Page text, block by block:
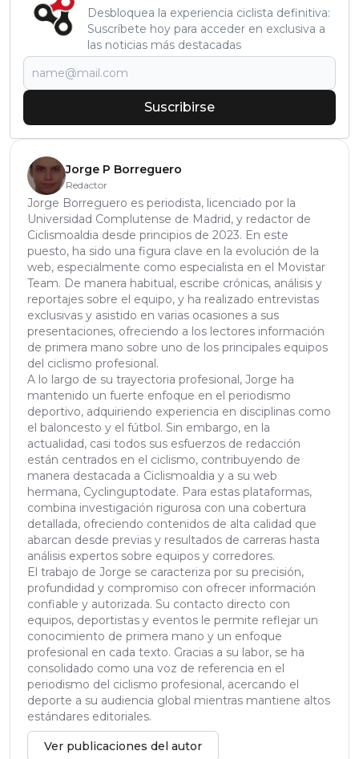
Desbloquea la experiencia ciclista definitiva:
Suscríbete hoy para acceder en exclusiva a
las noticias más destacadas
Suscribirse
Jorge P Borreguero
Redactor
Jorge Borreguero es periodista, licenciado por la
Universidad Complutense de Madrid, y redactor de
Ciclismoaldia desde principios de 2023. En este
puesto, ha sido una figura clave en la evolución de la
web, especialmente como especialista en el Movistar
Team. De manera habitual, escribe crónicas, análisis y
reportajes sobre el equipo, y ha realizado entrevistas
exclusivas y asistido en varias ocasiones a sus
presentaciones, ofreciendo a los lectores información
de primera mano sobre uno de los principales equipos
del ciclismo profesional.
A lo largo de su trayectoria profesional, Jorge ha
mantenido un fuerte enfoque en el periodismo
deportivo, adquiriendo experiencia en disciplinas como
el baloncesto y el fútbol. Sin embargo, en la
actualidad, casi todos sus esfuerzos de redacción
están centrados en el ciclismo, contribuyendo de
manera destacada a Ciclismoaldia y a su web
hermana, Cyclinguptodate. Para estas plataformas,
combina investigación rigurosa con una cobertura
detallada, ofreciendo contenidos de alta calidad que
abarcan desde previas y resultados de carreras hasta
análisis expertos sobre equipos y corredores.
El trabajo de Jorge se caracteriza por su precisión,
profundidad y compromiso con ofrecer información
confiable y autorizada. Su contacto directo con
equipos, deportistas y eventos le permite reflejar un
conocimiento de primera mano y un enfoque
profesional en cada texto. Gracias a su labor, se ha
consolidado como una voz de referencia en el
periodismo del ciclismo profesional, acercando el
deporte a su audiencia global mientras mantiene altos
estándares editoriales.
Ver publicaciones del autor